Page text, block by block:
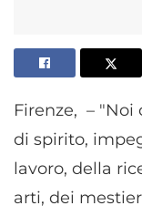
Firenze, –
di spirito,
lavoro, della
arti, dei